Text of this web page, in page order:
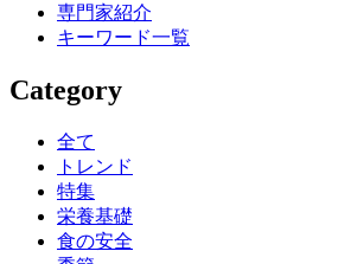
専門家紹介
キーワード一覧
Category
全て
トレンド
特集
栄養基礎
食の安全